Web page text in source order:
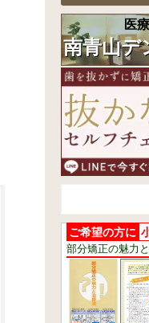
医
南青山デ
ご希望の方に
部分矯正の魅力